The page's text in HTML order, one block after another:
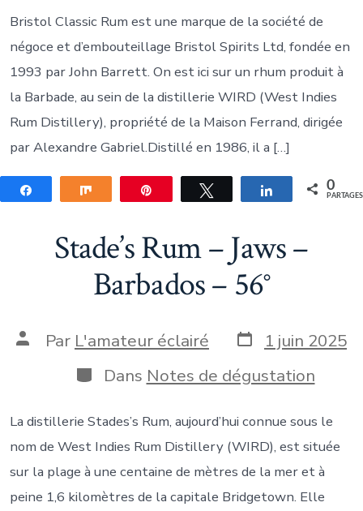
Bristol Classic Rum est une marque de la société de
négoce et d’embouteillage Bristol Spirits Ltd, fondée en
1993 par John Barrett. On est ici sur un rhum produit à
la Barbade, au sein de la distillerie WIRD (West Indies
Rum Distillery), propriété de la Maison Ferrand, dirigée
par Alexandre Gabriel.Distillé en 1986, il a […]
Partagez Partagez Tweetez Partagez 0
PARTAGES
Stade’s Rum – Jaws –
Barbados – 56°
Auteur
publication
Par L'amateur éclairé Date
de
publication
1 juin 2025
Catégories
Dans Notes de dégustation
La distillerie Stades’s Rum, aujourd’hui connue sous le
nom de West Indies Rum Distillery (WIRD), est située
sur la plage à une centaine de mètres de la mer et à
peine 1,6 kilomètres de la capitale Bridgetown. Elle